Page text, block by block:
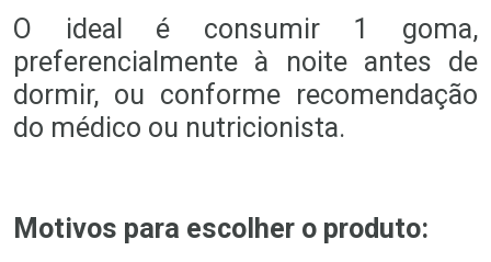
O ideal é consumir 1 goma,
preferencialmente à noite antes de
dormir, ou conforme recomendação
do médico ou nutricionista.
Motivos para escolher o produto: